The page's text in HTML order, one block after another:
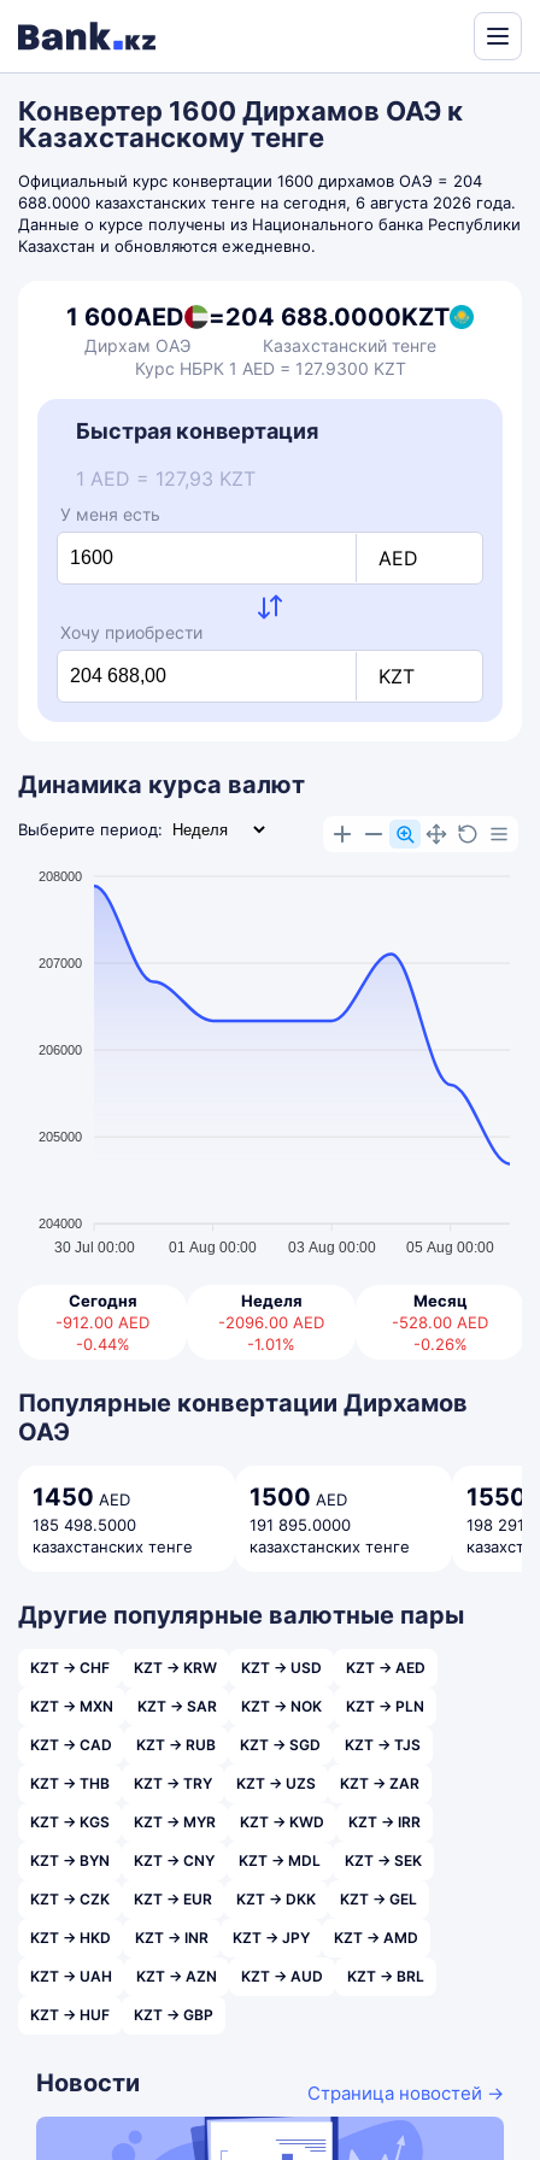
by
Translate
Конвертер 1600 Дирхамов ОАЭ к
Казахстанскому тенге
Официальный курс конвертации 1600 дирхамов ОАЭ = 204
688.0000 казахстанских тенге на сегодня, 6 августа 2026 года.
Данные о курсе получены из Национального банка Республики
Казахстан и обновляются ежедневно.
1 600AED
Дирхам ОАЭ
=204 688.0000KZT
Казахстанский тенге
Курс НБРК 1 AED = 127.9300 KZT
Быстрая конвертация
1 AED = 127,93 KZT
У меня есть
AED
Хочу приобрести
KZT
Динамика курса валют
Выберите период:
208000
207000
206000
205000
204000
30 Jul 00:00 01 Aug 00:00 03 Aug 00:00 05 Aug 00:00
Сегодня
-912.00 AED
-0.44%
Неделя
-2096.00 AED
-1.01%
Месяц
-528.00 AED
-0.26%
Популярные конвертации Дирхамов
ОАЭ
1450 AED
185 498.5000
казахстанских тенге
1500 AED
191 895.0000
казахстанских тенге
1550
198
Другие популярные валютные пары
KZT → CHF KZT → KRW KZT → USD KZT → AED
KZT → MXN KZT → SAR KZT → NOK KZT → PLN
KZT → CAD KZT → RUB KZT → SGD KZT → TJS
KZT → THB KZT → TRY KZT → UZS KZT → ZAR
KZT → KGS KZT → MYR KZT → KWD KZT → IRR
KZT → BYN KZT → CNY KZT → MDL KZT → SEK
KZT → CZK KZT → EUR KZT → DKK KZT → GEL
KZT → HKD KZT → INR KZT → JPY KZT → AMD
KZT → UAH KZT → AZN KZT → AUD KZT → BRL
KZT → HUF KZT → GBP
Новости Страница новостей →